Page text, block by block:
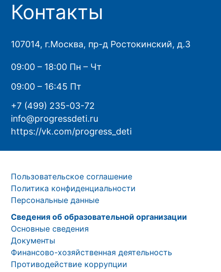
Контакты
107014, г.Москва, пр-д Ростокинский, д.3
09:00 – 18:00 Пн – Чт
09:00 – 16:45 Пт
+7 (499) 235-03-72
info@progressdeti.ru
https://vk.com/progress_deti
Пользовательское соглашение
Политика конфиденциальности
Персональные данные
Сведения об образовательной организации
Основные сведения
Документы
Финансово-хозяйственная деятельность
Противодействие коррупции